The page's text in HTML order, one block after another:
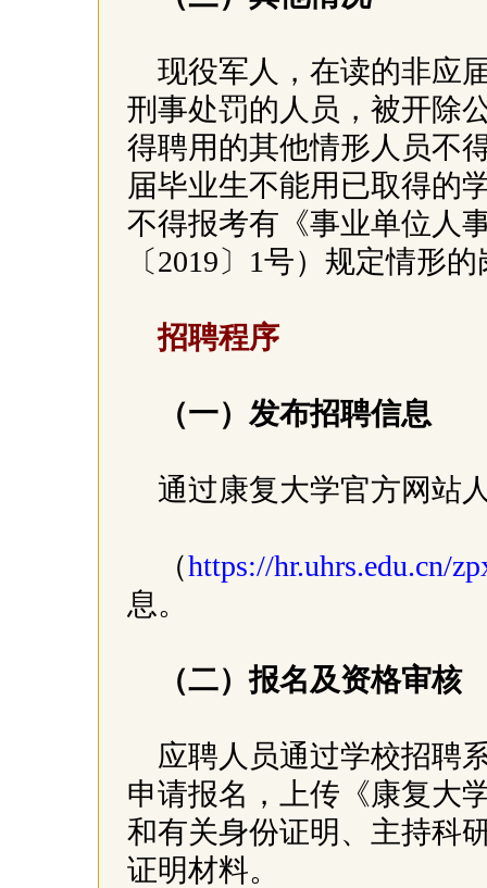
现役军人，在读的非应
刑事处罚的人员，被开除
得聘用的其他情形人员不
届毕业生不能用已取得的
不得报考有《事业单位人
〔2019〕1号）规定情形
招聘程序
（一）发布招聘信息
通过康复大学官方网站
（https://hr.uhrs.edu.cn/
息。
（二）报名及资格审核
应聘人员通过学校招聘
申请报名，上传《康复大
和有关身份证明、主持科
证明材料。